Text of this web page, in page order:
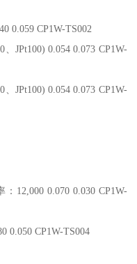
0.059 CP1W-TS002
JPt100) 0.054 0.073 CP1W-
JPt100) 0.054 0.073 CP1W-
12,000 0.070 0.030 CP1W-
0.050 CP1W-TS004